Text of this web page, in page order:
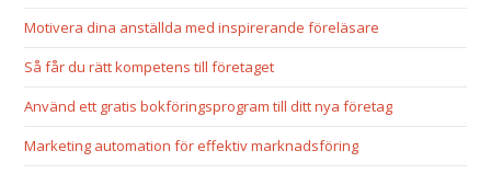
Motivera dina anställda med inspirerande föreläsare
Så får du rätt kompetens till företaget
Använd ett gratis bokföringsprogram till ditt nya företag
Marketing automation för effektiv marknadsföring